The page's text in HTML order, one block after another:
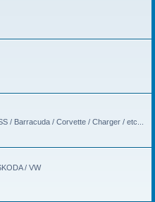
/ Barracuda / Corvette / Charger / etc...
/ VW